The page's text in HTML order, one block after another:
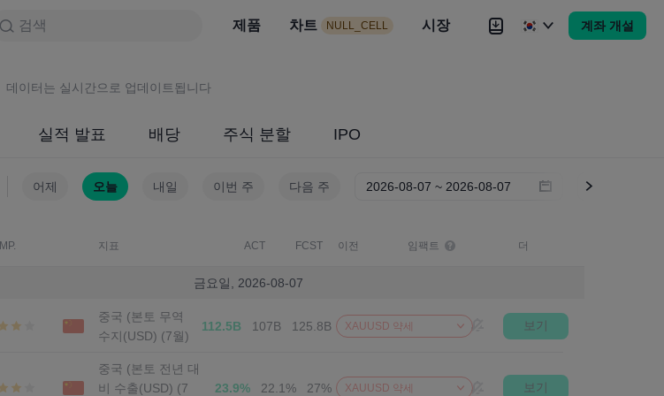
검색 제품 차트 NULL_CELL 시장 계좌 개설
NULL_CELL 시장 뉴스 전략 Brokers 더
데이터는 실시간으로 업데이트됩니다
실적 발표 배당 주식 분할 IPO
어제 오늘 내일 이번 주 다음 주
IMP. 지표 ACT FCST 이전 임팩트 더
금요일, 2026-08-07
중국 (본토 무역
수지(USD) (7월)
112.5B 107B 125.8B XAUUSD 약세 보기
중국 (본토 전년 대
비 수출(USD) (7
23.9% 22.1% 27% XAUUSD 약세 보기